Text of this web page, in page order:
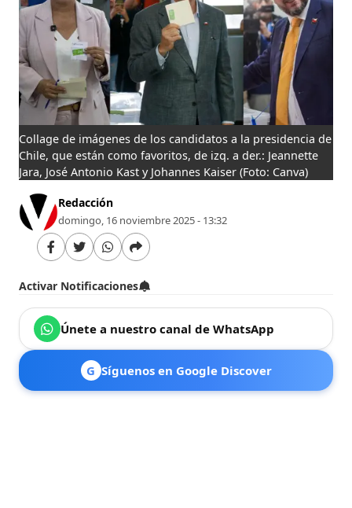
Collage de imágenes de los candidatos a la presidencia de
Chile, que están como favoritos, de izq. a der.: Jeannette
Jara, José Antonio Kast y Johannes Kaiser (Foto: Canva)
Redacción
domingo, 16 noviembre 2025 - 13:32
Activar Notificaciones
Únete a nuestro canal de WhatsApp
G Síguenos en Google Discover